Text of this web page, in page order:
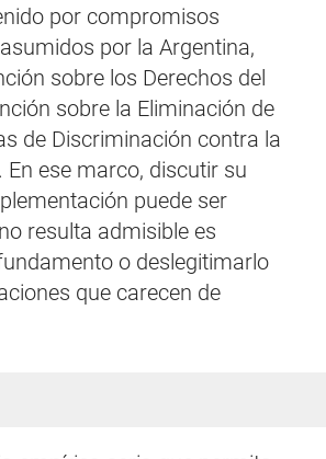
por compromisos
por la Argentina,
sobre los Derechos del
sobre la Eliminación de
de Discriminación contra la
En ese marco, discutir su
puede ser
resulta admisible es
o deslegitimarlo
que carecen de